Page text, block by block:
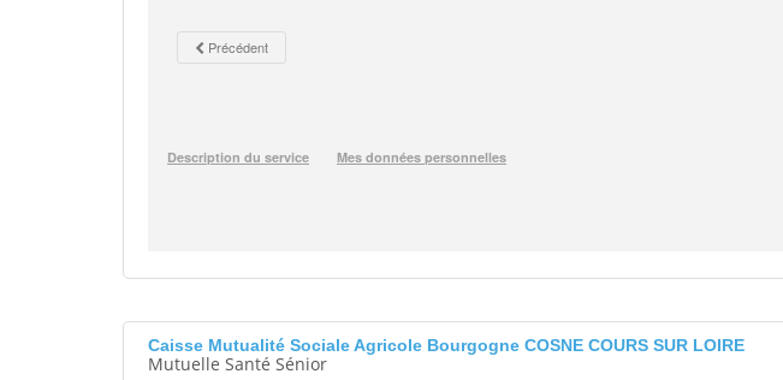
Caisse Mutualité Sociale Agricole Bourgogne COSNE COURS SUR LOIRE
Mutuelle Santé Sénior